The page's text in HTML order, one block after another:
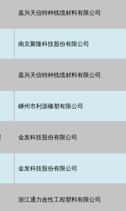
嘉兴天信特种线缆材料有限公司
南京聚隆科技股份有限公司
嘉兴天信特种线缆材料有限公司
嵊州市利源橡塑有限公司
金发科技股份有限公司
金发科技股份有限公司
浙江通力改性工程塑料有限公司